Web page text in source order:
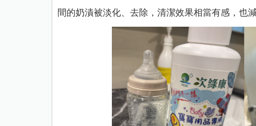
間的奶漬被淡化、去除，清潔效果相當有感，也